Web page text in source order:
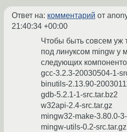
Ответ на: комментарий от
21:40:34 +00:00
Чтобы быть совсем уж
под линуксом mingw у
следующих
gcc-3.2.3-20030504-1-
binutils-2.13.90-
gdb-5.2.1-1-src.tar.bz2
w32api-2.4-src.tar.gz
mingw32-make-3.80.0-
mingw-utils-0.2-src.tar.gz